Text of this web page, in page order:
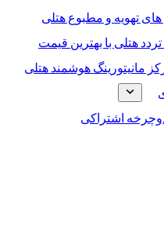
تهویه و مطبوع هتلی
هتلی با بهترین قیمت
مانیتورینگ هوشمند هتلی
اشتراکی